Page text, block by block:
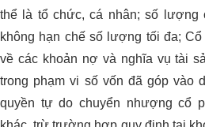
thể là tổ chức, cá nhân; số lượng
không hạn chế số lượng tối đa;
về các khoản nợ và nghĩa vụ tài
trong phạm vi số vốn đã góp vào
quyền tự do chuyển nhượng cổ